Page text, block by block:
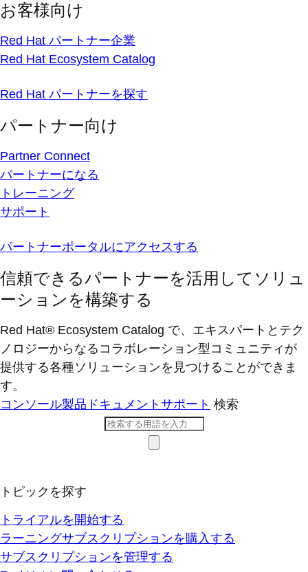
お客様向け
Red Hat パートナー企業
Red Hat Ecosystem Catalog
Red Hat パートナーを探す
パートナー向け
Partner Connect
パートナーになる
トレーニング
サポート
パートナーポータルにアクセスする
信頼できるパートナーを活用してソリュ
ーションを構築する
Red Hat® Ecosystem Catalog で、エキスパートとテク
ノロジーからなるコラボレーション型コミ​ュニティが
提供する各種ソリューションを見つけることができま
す。
コンソール製品ドキュメント サポート 検索
トピックを探す
トライアルを開始する
ラーニングサブスクリプションを購入する
サブスクリプションを管理する